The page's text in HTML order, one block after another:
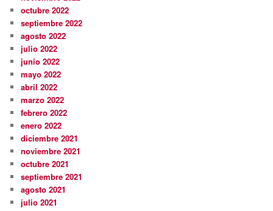
octubre 2022
septiembre 2022
agosto 2022
julio 2022
junio 2022
mayo 2022
abril 2022
marzo 2022
febrero 2022
enero 2022
diciembre 2021
noviembre 2021
octubre 2021
septiembre 2021
agosto 2021
julio 2021